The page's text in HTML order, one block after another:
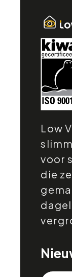
Low
voor
die